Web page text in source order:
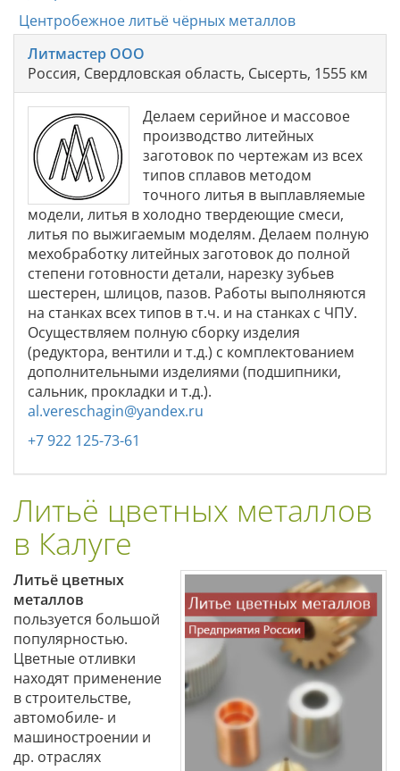
Центробежное литьё чёрных металлов
Литмастер ООО
Россия, Свердловская область, Сысерть, 1555 км
Делаем серийное и массовое
производство литейных
заготовок по чертежам из всех
типов сплавов методом
точного литья в выплавляемые
модели, литья в холодно твердеющие смеси,
литья по выжигаемым моделям. Делаем полную
мехобработку литейных заготовок до полной
степени готовности детали, нарезку зубьев
шестерен, шлицов, пазов. Работы выполняются
на станках всех типов в т.ч. и на станках с ЧПУ.
Осуществляем полную сборку изделия
(редуктора, вентили и т.д.) с комплектованием
дополнительными изделиями (подшипники,
сальник, прокладки и т.д.).
al.vereschagin@yandex.ru
+7 922 125-73-61
Литьё цветных металлов
в Калуге
Литьё цветных
металлов
пользуется большой
популярностью.
Цветные отливки
находят применение
в строительстве,
автомобиле- и
машиностроении и
др. отраслях